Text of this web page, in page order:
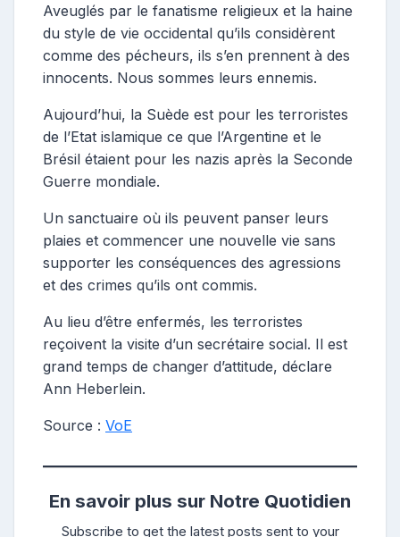
Aveuglés par le fanatisme religieux et la haine
du style de vie occidental qu’ils considèrent
comme des pécheurs, ils s’en prennent à des
innocents. Nous sommes leurs ennemis.
Aujourd’hui, la Suède est pour les terroristes
de l’Etat islamique ce que l’Argentine et le
Brésil étaient pour les nazis après la Seconde
Guerre mondiale.
Un sanctuaire où ils peuvent panser leurs
plaies et commencer une nouvelle vie sans
supporter les conséquences des agressions
et des crimes qu’ils ont commis.
Au lieu d’être enfermés, les terroristes
reçoivent la visite d’un secrétaire social. Il est
grand temps de changer d’attitude, déclare
Ann Heberlein.
Source : VoE
En savoir plus sur Notre Quotidien
Subscribe to get the latest posts sent to your